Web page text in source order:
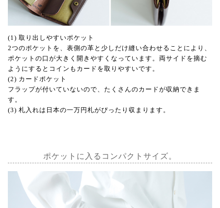
(1) 取り出しやすいポケット
2つのポケットを、表側の革と少しだけ縫い合わせることにより、
ポケットの口が大きく開きやすくなっています。両サイドを摘む
ようにするとコインもカードを取りやすいです。
(2) カードポケット
フラップが付いていないので、たくさんのカードが収納できま
す。
(3) 札入れは日本の一万円札がぴったり収まります。
ポケットに入るコンパクトサイズ。